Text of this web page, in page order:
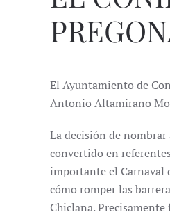
El Ayuntamiento de
Antonio Altamirano
La decisión de
convertido en
importante el Carnaval
cómo romper las
Chiclana.